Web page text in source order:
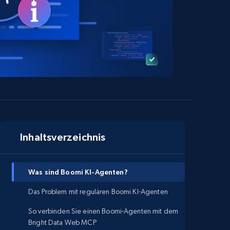
Inhaltsverzeichnis
Was sind Boomi KI-Agenten?
Das Problem mit regulären Boomi KI-Agenten
So verbinden Sie einen Boomi-Agenten mit dem
Bright Data Web MCP